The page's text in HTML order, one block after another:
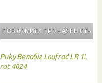
ПОВІДОМИТИ ПРО НАЯВНІСТЬ
Puky Велобіг Laufrad LR 1L
rot 4024